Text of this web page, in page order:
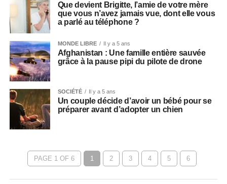
Que devient Brigitte, l’amie de votre mère
que vous n’avez jamais vue, dont elle vous
a parlé au téléphone ?
MONDE LIBRE Il y a 5 ans
Afghanistan : Une famille entière sauvée
grâce à la pause pipi du pilote de drone
SOCIÉTÉ Il y a 5 ans
Un couple décide d’avoir un bébé pour se
préparer avant d’adopter un chien
PAGE 1 OF 6 1 2 3 4 5 6